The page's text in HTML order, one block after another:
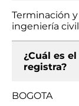
Terminación
ingeniería
¿Cuál es
registra?
BOGOTA